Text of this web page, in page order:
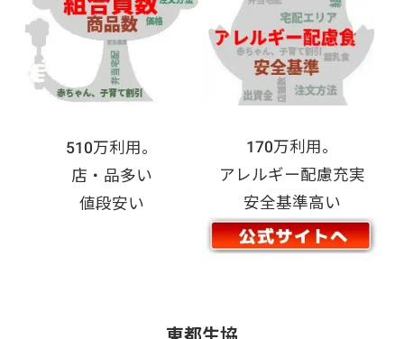
510万利用。
店・品多い
値段安い
170万利用。
アレルギー配慮充実
安全基準高い